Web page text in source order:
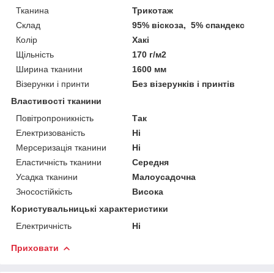
Тканина
Трикотаж
Склад
95% віскоза, 5% спандекс
Колір
Хакі
Щільність
170 г/м2
Ширина тканини
1600 мм
Візерунки і принти
Без візерунків і принтів
Властивості тканини
Повітропроникність
Так
Електризованість
Ні
Мерсеризація тканини
Ні
Еластичність тканини
Середня
Усадка тканини
Малоусадочна
Зносостійкість
Висока
Користувальницькі характеристики
Електричність
Ні
Приховати